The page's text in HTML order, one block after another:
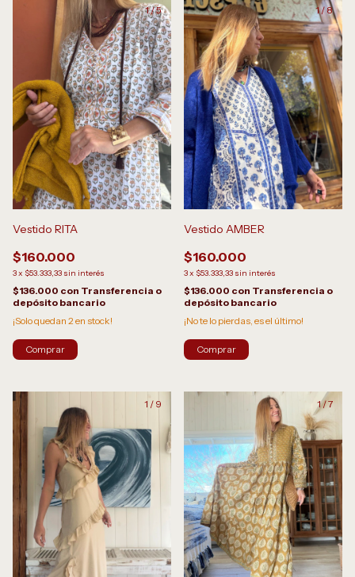
1/5
Vestido RITA
$160.000
3x $53.333,33 sin interés
$136.000 con Transferencia o
depósito bancario
¡Solo quedan 2 en stock!
Comprar
1/8
Vestido AMBER
$160.000
3x $53.333,33 sin interés
$136.000 con Transferencia o
depósito bancario
¡No te lo pierdas, es el último!
Comprar
1 / 9 1/7